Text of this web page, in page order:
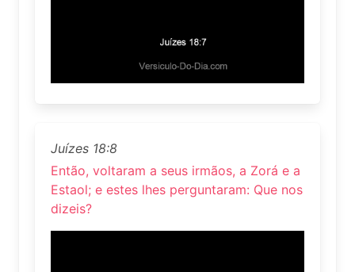
Juízes 18:8
Então, voltaram a seus irmãos, a Zorá e a
Estaol; e estes lhes perguntaram: Que nos
dizeis?